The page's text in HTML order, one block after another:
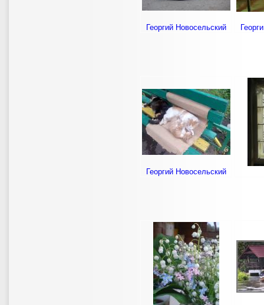
Георгий Новосельский
Георгий Новосельский